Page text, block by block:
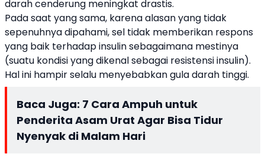
darah cenderung meningkat drastis.
Pada saat yang sama, karena alasan yang tidak
sepenuhnya dipahami, sel tidak memberikan respons
yang baik terhadap insulin sebagaimana mestinya
(suatu kondisi yang dikenal sebagai resistensi insulin).
Hal ini hampir selalu menyebabkan gula darah tinggi.
Baca Juga: 7 Cara Ampuh untuk
Penderita Asam Urat Agar Bisa Tidur
Nyenyak di Malam Hari